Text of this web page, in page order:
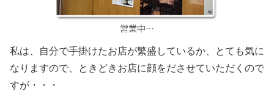
私は、自分で手掛けたお店が繁盛しているか、とても気に
なりますので、ときどきお店に顔をださせていただくので
すが・・・